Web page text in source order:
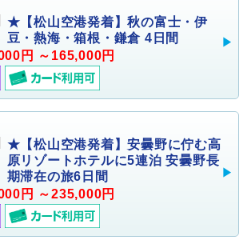
★【松山空港発着】秋の富士・伊
豆・熱海・箱根・鎌倉 4日間
円 ～165,000円
★【松山空港発着】安曇野に佇む高
原リゾートホテルに5連泊 安曇野長
期滞在の旅6日間
円 ～235,000円